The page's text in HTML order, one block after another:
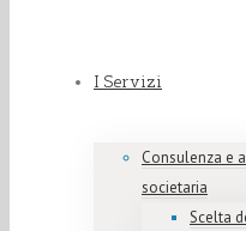
I Servizi
Consulenza e
societaria
Scelta